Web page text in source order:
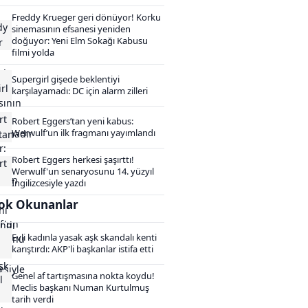
Freddy Krueger geri dönüyor! Korku
sinemasının efsanesi yeniden
doğuyor: Yeni Elm Sokağı Kabusu
filmi yolda
Supergirl gişede beklentiyi
karşılayamadı: DC için alarm zilleri
Robert Eggers’tan yeni kabus:
Werwulf’un ilk fragmanı yayımlandı
Robert Eggers herkesi şaşırttı!
Werwulf'un senaryosunu 14. yüzyıl
İngilizcesiyle yazdı
Okunanlar
Evli kadınla yasak aşk skandalı kenti
karıştırdı: AKP'li başkanlar istifa etti
Genel af tartışmasına nokta koydu!
Meclis başkanı Numan Kurtulmuş
tarih verdi